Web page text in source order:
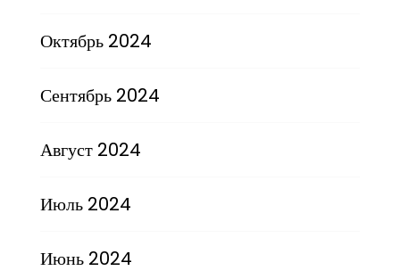
Октябрь 2024
Сентябрь 2024
Август 2024
Июль 2024
Июнь 2024